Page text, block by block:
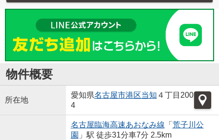
物件概要
所在地
愛知県名古屋市港区当知 ４丁目200
4
名古屋臨海高速あおなみ線 「 荒子川公
園 」駅 徒歩31分車7分 2.5km